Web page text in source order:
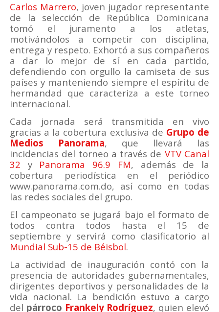
Carlos Marrero, joven jugador representante
de la selección de República Dominicana
tomó el juramento a los atletas,
motivándolos a competir con disciplina,
entrega y respeto. Exhortó a sus compañeros
a dar lo mejor de sí en cada partido,
defendiendo con orgullo la camiseta de sus
países y manteniendo siempre el espíritu de
hermandad que caracteriza a este torneo
internacional.
Cada jornada será transmitida en vivo
gracias a la cobertura exclusiva de Grupo de
Medios Panorama, que llevará las
incidencias del torneo a través de VTV Canal
32 y Panorama 96.9 FM, además de la
cobertura periodística en el periódico
www.panorama.com.do, así como en todas
las redes sociales del grupo.
El campeonato se jugará bajo el formato de
todos contra todos hasta el 15 de
septiembre y servirá como clasificatorio al
Mundial Sub-15 de Béisbol.
La actividad de inauguración contó con la
presencia de autoridades gubernamentales,
dirigentes deportivos y personalidades de la
vida nacional. La bendición estuvo a cargo
del párroco Frankely Rodríguez, quien elevó